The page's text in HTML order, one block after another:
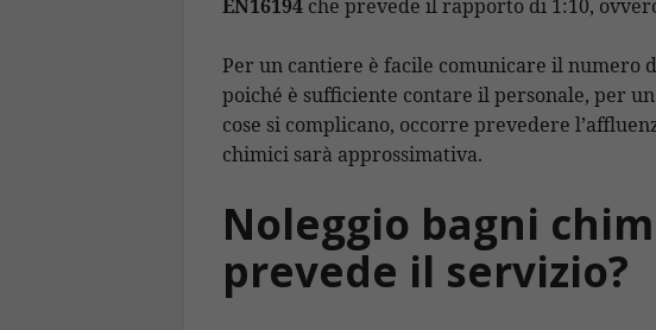
EN16194 che prevede il rapporto di 1:10,
Per un cantiere è facile comunicare il numero
poiché è sufficiente contare il personale, per
cose si complicano, occorre prevedere
chimici sarà approssimativa.
Noleggio bagni
prevede il servizio?